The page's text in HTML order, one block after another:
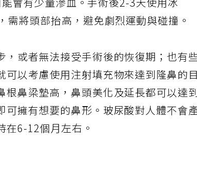
會有少量滲血。手術後2-3天使用冰
將頭部抬高，避免劇烈運動與碰撞。
，或者無法接受手術後的恢復期；也有
可以考慮使用注射填充物來達到隆鼻的
根鼻梁墊高，鼻頭美化及延長都可以達
可擁有想要的鼻形。玻尿酸對人體不會
6-12個月左右。